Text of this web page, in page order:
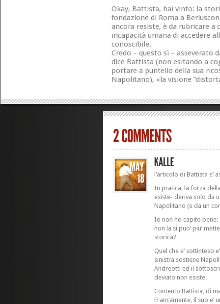
Okay, Battista, hai vinto: la
fondazione di Roma a
ancora resiste, è da rubricare a
incapacità umana di accedere
conoscibile.
Credo – questo sì – asseverato
dice Battista (non esitando a
portare a puntello della sua
Napolitano), «la visione
l’articolo di Battista e’
In pratica, la forza
esiste- deriva solo da
Napolitano (e da un
Io non ho capito bene:
non la si puo’ piu’
storica?
Quel che e’ sottinteso
sinistra sostiene
Andreotti ed il
deviato non esiste.
Contento Battista, di
Francamente, il suo e’